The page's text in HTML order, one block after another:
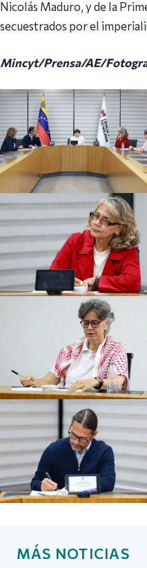
Nicolás Maduro, y de la
secuestrados por el
Mincyt/Prensa/AE/
MÁS NOTICIAS